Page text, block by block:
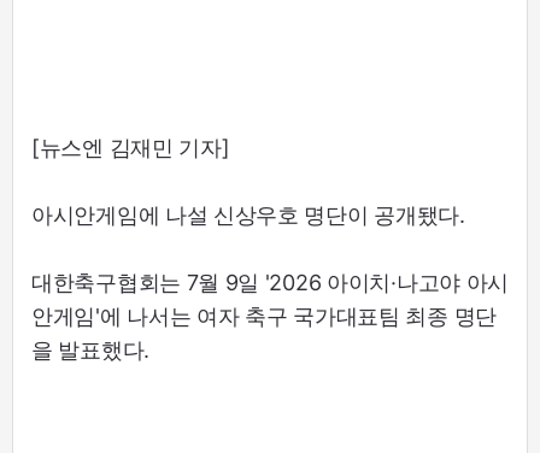
[뉴스엔 김재민 기자]
아시안게임에 나설 신상우호 명단이 공개됐다.
대한축구협회는 7월 9일 '2026 아이치·나고야 아시
안게임'에 나서는 여자 축구 국가대표팀 최종 명단
을 발표했다.